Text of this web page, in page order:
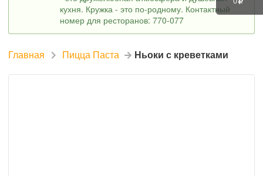
кухня. Кружка - это по-родному. Контактный
номер для ресторанов: 770-077
Главная Пицца Паста Ньоки с креветками